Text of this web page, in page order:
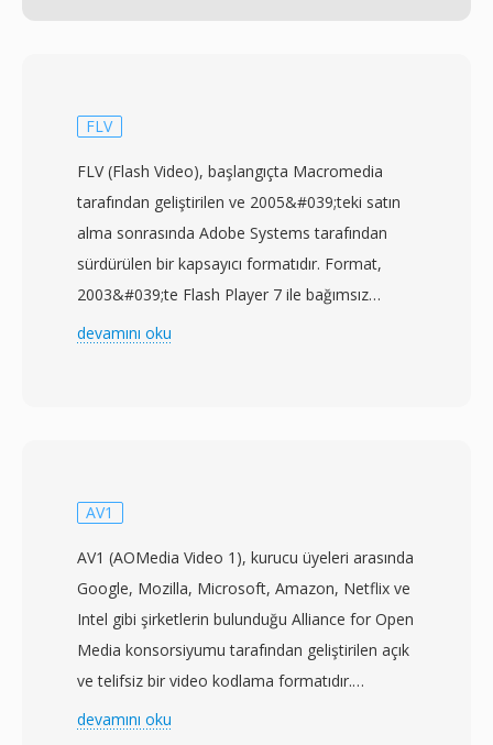
FLV
FLV (Flash Video), başlangıçta Macromedia
tarafından geliştirilen ve 2005&#039;teki satın
alma sonrasında Adobe Systems tarafından
sürdürülen bir kapsayıcı formatıdır. Format,
2003&#039;te Flash Player 7 ile bağımsız
oynatma desteği kazanmış ve hızla
veya ADPCM sesiyle birlikte akış dağıtımı için
barındırır. FLV&#039;nın en büyük gücü, her
yerde bulunan Flash Player eklentisi aracılığıyla
farklı işletim sistemleri ve tarayıcılarda tutarlı
video oynatma sağlayarak dönemin web
çözmesiydi. FLV dosyaları kompakt bir başlıkla
devamını oku
AV1
AV1 (AOMedia Video 1), kurucu üyeleri arasında
Google, Mozilla, Microsoft, Amazon, Netflix ve
Intel gibi şirketlerin bulunduğu Alliance for Open
Media konsorsiyumu tarafından geliştirilen açık
ve telifsiz bir video kodlama formatıdır.
Spesifikasyon, lisans ücretlerinden arındırılmış
devamını oku